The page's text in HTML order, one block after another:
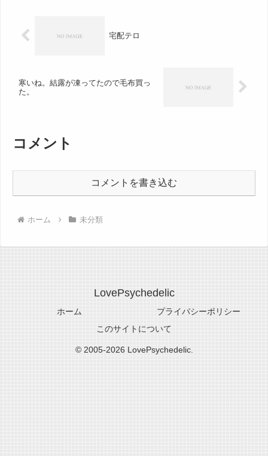
宅配テロ
寒いね。結露が凍ってたので毛布買っ
た。
コメント
コメントを書き込む
ホーム 未分類
LovePsychedelic
ホーム
プライバシーポリシー
このサイトについて
© 2005-2026 LovePsychedelic.